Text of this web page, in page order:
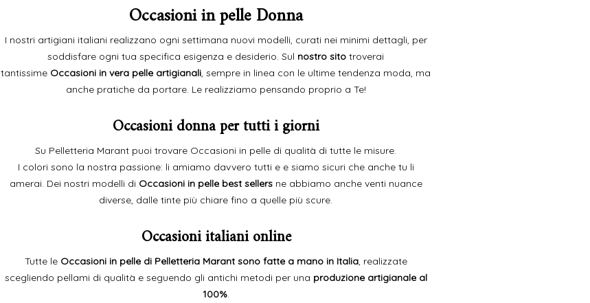
Occasioni in pelle Donna
I nostri artigiani italiani realizzano ogni settimana nuovi modelli, curati nei minimi dettagli, per
soddisfare ogni tua specifica esigenza e desiderio. Sul nostro sito troverai
tantissime Occasioni in vera pelle artigianali, sempre in linea con le ultime tendenza moda, ma
anche pratiche da portare. Le realizziamo pensando proprio a Te!
Occasioni donna per tutti i giorni
Su Pelletteria Marant puoi trovare Occasioni in pelle di qualità di tutte le misure.
I colori sono la nostra passione: li amiamo davvero tutti e e siamo sicuri che anche tu li
amerai. Dei nostri modelli di Occasioni in pelle best sellersne abbiamo anche venti nuance
diverse, dalle tinte più chiare fino a quelle più scure.
Occasioni italiani online
Tutte le Occasioni in pelle di Pelletteria Marant sono fatte a mano in Italia, realizzate
scegliendo pellami di qualità e seguendo gli antichi metodi per una produzione artigianale al
100%.